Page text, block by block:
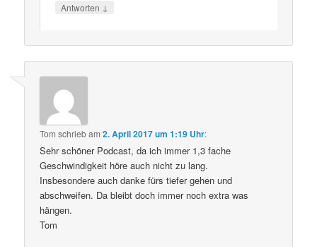
Antworten ↓
Tom schriebam2. April 2017 um 1:19 Uhr:
Sehr schöner Podcast, da ich immer 1,3 fache
Geschwindigkeit höre auch nicht zu lang.
Insbesondere auch danke fürs tiefer gehen und
abschweifen. Da bleibt doch immer noch extra was
hängen.
Tom